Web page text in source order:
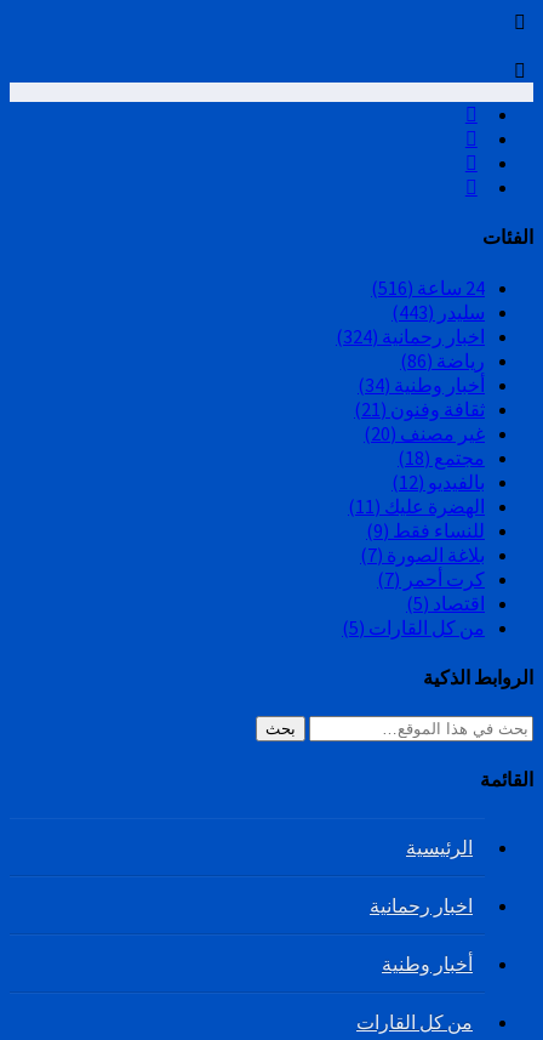
الفئات
24 ساعة
(516)
سليدر (443)
اخبار رحمانية (324)
رياضة (86)
أخبار وطنية (34)
ثقافة وفنون (21)
غير مصنف (20)
مجتمع (18)
بالفيديو (12)
الهضرة عليك (11)
للنساء فقط (9)
بلاغة الصورة (7)
كرت أحمر (7)
اقتصاد (5)
من كل القارات (5)
الروابط الذكية
بحث
القائمة
الرئيسية
اخبار رحمانية
أخبار وطنية
من كل القارات